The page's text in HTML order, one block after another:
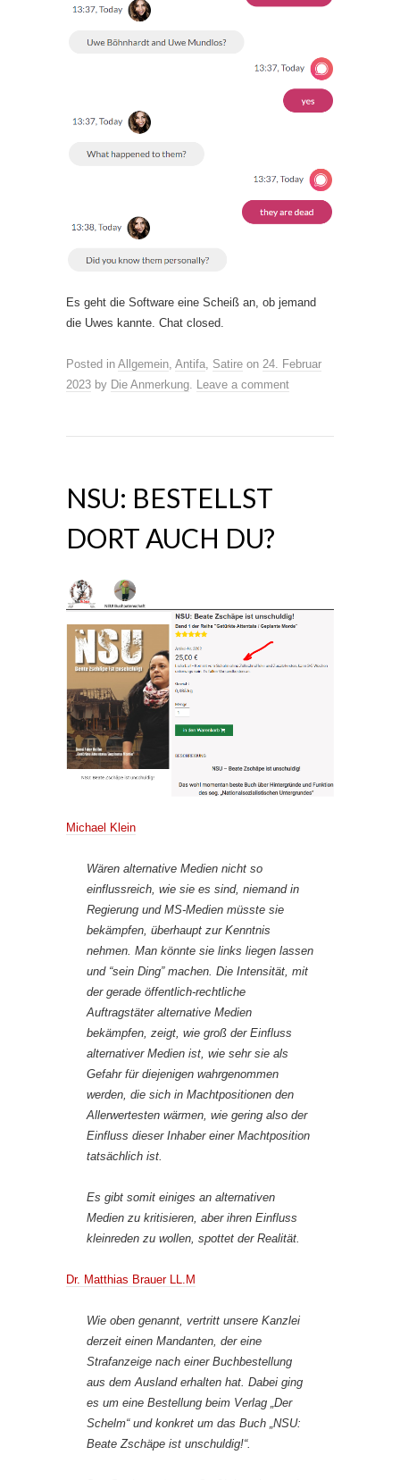
Es geht die Software eine Scheiß an, ob jemand
die Uwes kannte. Chat closed.
Posted in Allgemein Antifa Satire on 24. Februar
2023 by Die Anmerkung Leave a comment
NSU: BESTELLST
DORT AUCH DU?
Michael Klein
Wären alternative Medien nicht so
einflussreich, wie sie es sind, niemand in
Regierung und MS-Medien müsste sie
bekämpfen, überhaupt zur Kenntnis
nehmen. Man könnte sie links liegen lassen
und “sein Ding” machen. Die Intensität, mit
der gerade öffentlich-rechtliche
Auftragstäter alternative Medien
bekämpfen, zeigt, wie groß der Einfluss
alternativer Medien ist, wie sehr sie als
Gefahr für diejenigen wahrgenommen
werden, die sich in Machtpositionen den
Allerwertesten wärmen, wie gering also der
Einfluss dieser Inhaber einer Machtposition
tatsächlich ist.
Es gibt somit einiges an alternativen
Medien zu kritisieren, aber ihren Einfluss
kleinreden zu wollen, spottet der Realität.
Dr. Matthias Brauer LL.M
Wie oben genannt, vertritt unsere Kanzlei
derzeit einen Mandanten, der eine
Strafanzeige nach einer Buchbestellung
aus dem Ausland erhalten hat. Dabei ging
es um eine Bestellung beim Verlag „Der
Schelm“ und konkret um das Buch „NSU:
Beate Zschäpe ist unschuldig!“.